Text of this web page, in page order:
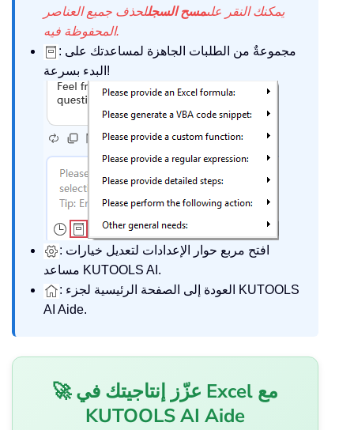
يمكنك النقر علىمسح السجللحذف جميع العناصر
المحفوظة فيه.
: مجموعةٌ من الطلبات الجاهزة لمساعدتك على
البدء بسرعة!
: افتح مربع حوار الإعدادات لتعديل خيارات
مساعد KUTOOLS AI.
: العودة إلى الصفحة الرئيسية لجزء KUTOOLS
AI Aide.
🚀 عزّز إنتاجيتك في Excel مع
KUTOOLS AI Aide